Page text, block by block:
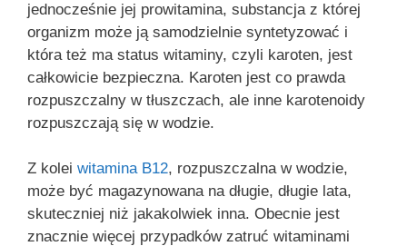
jednocześnie jej prowitamina, substancja z której
organizm może ją samodzielnie syntetyzować i
która też ma status witaminy, czyli karoten, jest
całkowicie bezpieczna. Karoten jest co prawda
rozpuszczalny w tłuszczach, ale inne karotenoidy
rozpuszczają się w wodzie.
Z kolei witamina B12, rozpuszczalna w wodzie,
może być magazynowana na długie, długie lata,
skuteczniej niż jakakolwiek inna. Obecnie jest
znacznie więcej przypadków zatruć witaminami